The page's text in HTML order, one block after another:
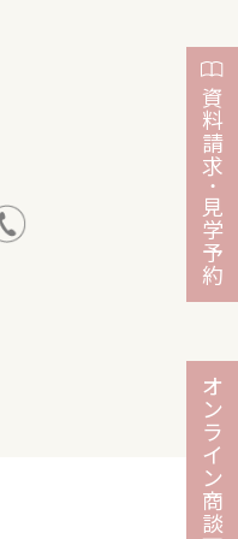
資
料
請
求
・
見
学
予
約
オ
ン
ラ
イ
ン
商
談